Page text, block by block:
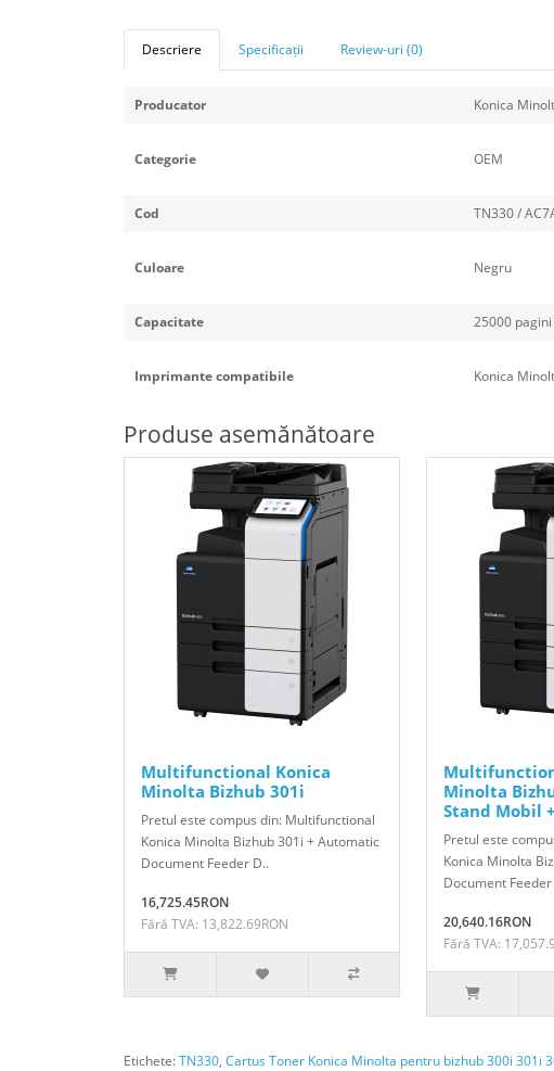
Descriere Specificații Review-uri (0)
Producator Konica
Categorie OEM
Cod TN330 /
Culoare Negru
Capacitate 25000
Imprimante compatibile Konica
Produse asemănătoare
Multifunctional Konica
Minolta Bizhub 301i
Pretul este compus din: Multifunctional
Konica Minolta Bizhub 301i + Automatic
Document Feeder D..
16,725.45RON
Fără TVA: 13,822.69RON
Minolta
Stand Mobil
Pretul este
Konica Minolta
Document Feeder
20,640.16RON
Fără TVA:
Etichete:TN330, Cartus Toner Konica Minolta pentru bizhub 300i 301i